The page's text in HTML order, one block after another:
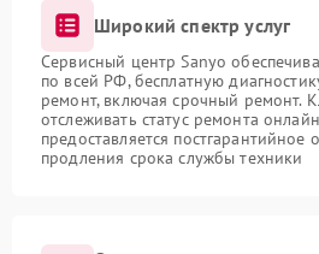
Широкий спектр услуг
Сервисный центр Sanyo
по всей РФ, бесплатную
ремонт, включая срочный ремонт.
отслеживать статус ремонта
предоставляется постгарантийное
продления срока службы техники